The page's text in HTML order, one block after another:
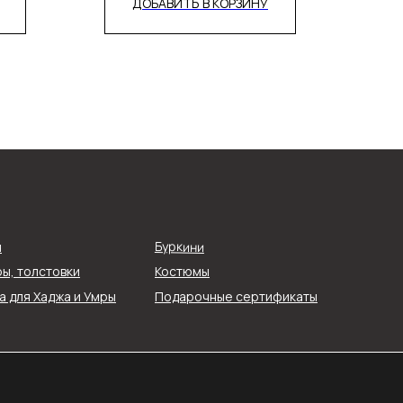
толстовки
Буркини
Костюмы
Подарочные сертификаты
для Хаджа и Умры
Блог